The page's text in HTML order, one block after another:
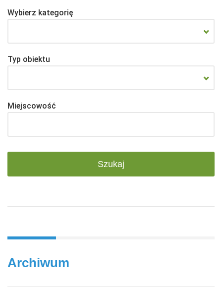
Wybierz kategorię
Typ obiektu
Miejscowość
Archiwum